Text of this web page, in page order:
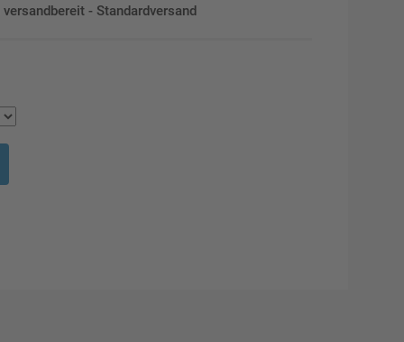
- Standardversand